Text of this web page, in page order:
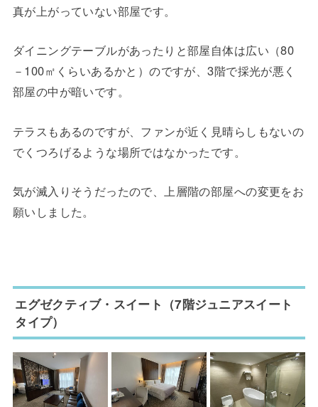
真が上がっていない部屋です。
ダイニングテーブルがあったりと部屋自体は広い（80
－100㎡くらいあるかと）のですが、3階で採光が悪く
部屋の中が暗いです。
テラスもあるのですが、ファンが近く見晴らしもないの
でくつろげるような場所ではなかったです。
気が滅入りそうだったので、上層階の部屋への変更をお
願いしました。
エグゼクティブ・スイート（7階ジュニアスイート
タイプ）